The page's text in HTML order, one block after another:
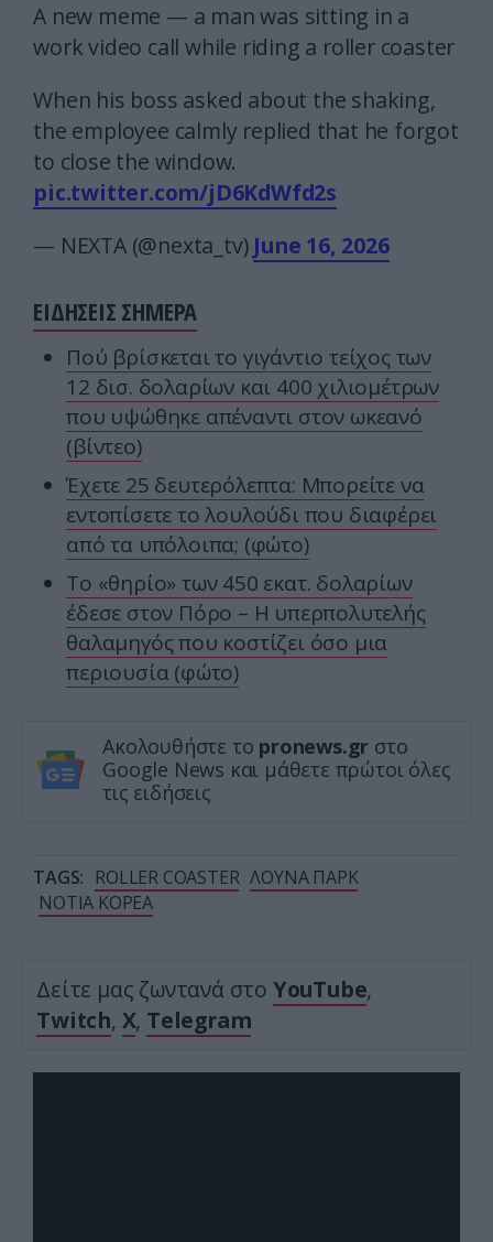
A new meme — a man was sitting in a
work video call while riding a roller coaster
When his boss asked about the shaking,
the employee calmly replied that he forgot
to close the window.
pic.twitter.com/jD6KdWfd2s
— NEXTA (@nexta_tv) June 16, 2026
ΕΙΔΗΣΕΙΣ ΣΗΜΕΡΑ
Πού βρίσκεται το γιγάντιο τείχος των
12 δισ. δολαρίων και 400 χιλιομέτρων
που υψώθηκε απέναντι στον ωκεανό
(βίντεο)
Έχετε 25 δευτερόλεπτα: Μπορείτε να
εντοπίσετε το λουλούδι που διαφέρει
από τα υπόλοιπα; (φώτο)
Το «θηρίο» των 450 εκατ. δολαρίων
έδεσε στον Πόρο – Η υπερπολυτελής
θαλαμηγός που κοστίζει όσο μια
περιουσία (φώτο)
Ακολουθήστε το pronews.gr στο
Google News και μάθετε πρώτοι όλες
τις ειδήσεις
TAGS: ROLLER COASTER ΛΟΥΝΑ ΠΑΡΚ
ΝΟΤΙΑ ΚΟΡΕΑ
Δείτε μας ζωντανά στο YouTube,
Twitch, X, Telegram